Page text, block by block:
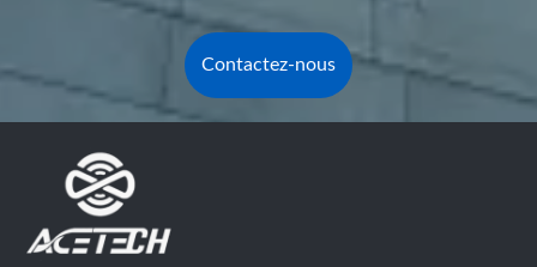
Contactez-nous